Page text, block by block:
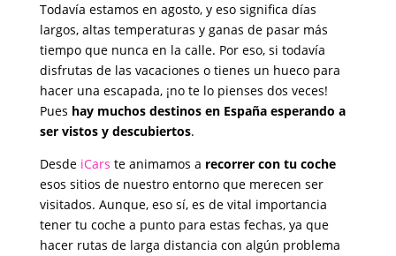
Todavía estamos en agosto, y eso significa días
largos, altas temperaturas y ganas de pasar más
tiempo que nunca en la calle. Por eso, si todavía
disfrutas de las vacaciones o tienes un hueco para
hacer una escapada, ¡no te lo pienses dos veces!
Pues hay muchos destinos en España esperando a
ser vistos y descubiertos.
Desde iCars te animamos a recorrer con tu coche
esos sitios de nuestro entorno que merecen ser
visitados. Aunque, eso sí, es de vital importancia
tener tu coche a punto para estas fechas, ya que
hacer rutas de larga distancia con algún problema